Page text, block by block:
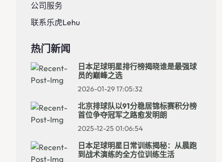
公司服务
联系乐虎lehu
热门新闻
日本足球明星排行榜揭晓谁是最强球
员的巅峰之选
2026-01-29 17:05:32
北京排球队以91分稳居锦标赛积分榜
首位争夺冠军之路愈发明朗
2025-12-25 01:06:54
日本足球明星日常训练揭秘：从晨跑
到战术演练的全方位训练生活